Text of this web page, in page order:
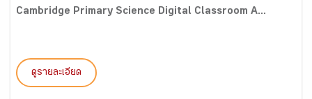
Cambridge Primary Science Digital Classroom A...
ดูรายละเอียด